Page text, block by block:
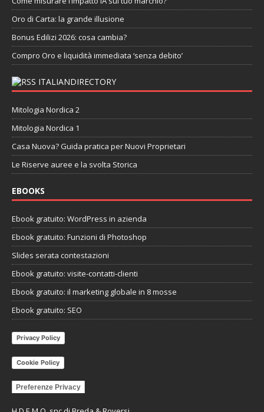
Oro di Carta: la grande illusione
Bonus Edilizi 2026: cosa cambia?
Compro Oro e liquidità immediata ‘senza debito’
ITALIANDIRECTORY
Mitologia Nordica 2
Mitologia Nordica 1
Casa Nuova? Guida pratica per Nuovi Proprietari
Le Riserve auree e la svolta Storica
EBOOKS
Ebook gratuito: WordPress in azienda
Ebook gratuito: Funzioni di Photoshop
Slides serata contestazioni
Ebook gratuito: visite-contatti-clienti
Ebook gratuito: il marketing globale in 8 mosse
Ebook gratuito: SEO
Privacy Policy
Cookie Policy
Preferenze Privacy